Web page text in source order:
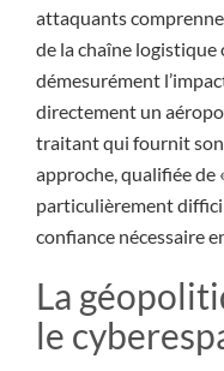
attaquants
de la chaîne
démesurément
directement un
traitant qui fournit
approche, qualifiée de
particulièrement
confiance nécessaire
La
le